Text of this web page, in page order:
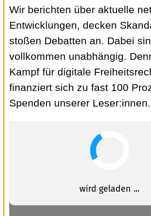
Wir berichten über aktuelle
Entwicklungen, decken
stoßen Debatten an. Dabei
vollkommen unabhängig.
Kampf für digitale
finanziert sich zu fast 100
Spenden unserer Leser:innen.